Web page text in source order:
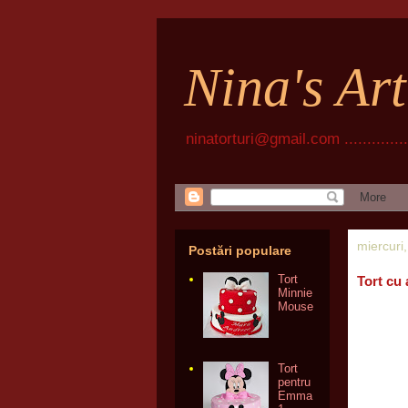
Nina's
ninatorturi@gmail.com
Tort cu
Postări populare
Tort
Minnie
Mouse
Tort
pentru
Emma